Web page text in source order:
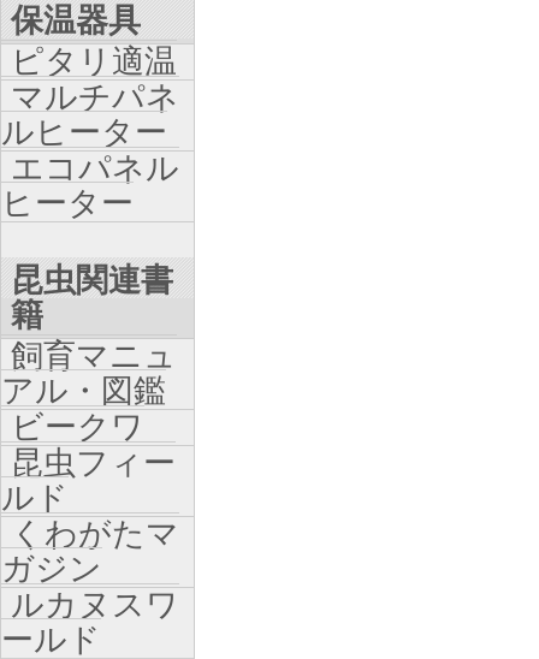
保温器具
ピタリ適温
マルチパネ
ルヒーター
エコパネル
ヒーター
昆虫関連書
籍
飼育マニュ
アル・図鑑
ビークワ
昆虫フィー
ルド
くわがたマ
ガジン
ルカヌスワ
ールド